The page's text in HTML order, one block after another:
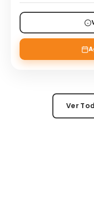
Ver